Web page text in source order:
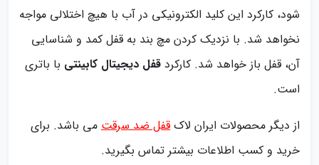
شود، کارکرد این کلید الکترونیکی در آب با هیچ اختلالی مواجه
نخواهد شد. با نزدیک کردن مچ بند به قفل کمد و شناسایی
آن، قفل باز خواهد شد. کارکرد قفل دیجیتال کابینتی با باتری
است.
از دیگر محصولات ایران لاک قفل ضد سرقت می باشد. برای
خرید و کسب اطلاعات بیشتر تماس بگیرید.